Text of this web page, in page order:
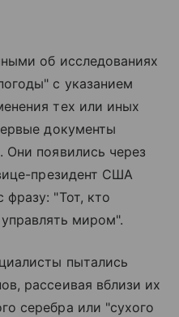
об исследованиях
с указанием
тех или иных
документы
появились через
президент США
"Тот, кто
миром".
пытались
рассеивая вблизи их
серебра или "сухого